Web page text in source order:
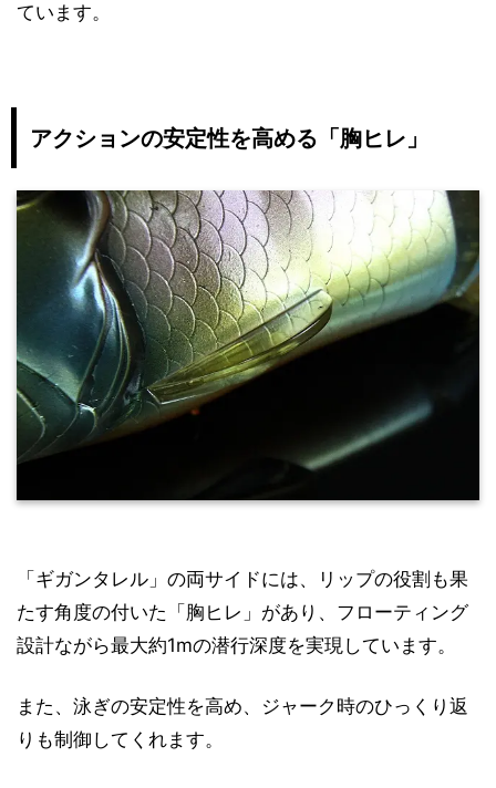
ています。
アクションの安定性を高める「胸ヒレ」
「ギガンタレル」の両サイドには、リップの役割も果
たす角度の付いた「胸ヒレ」があり、フローティング
設計ながら最大約1mの潜行深度を実現しています。
また、泳ぎの安定性を高め、ジャーク時のひっくり返
りも制御してくれます。